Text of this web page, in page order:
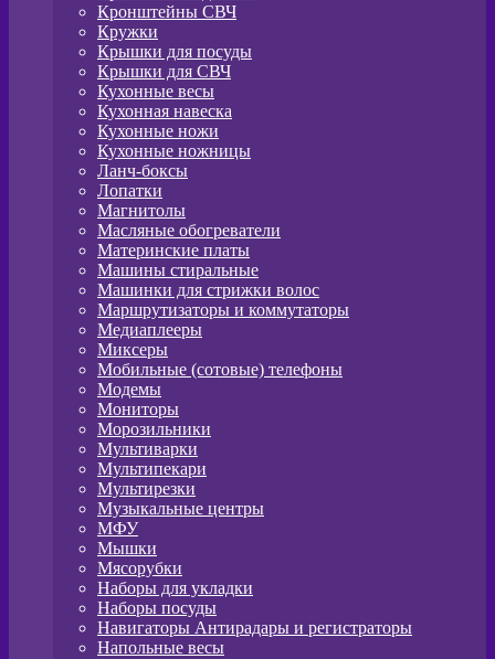
Кронштейны СВЧ
Кружки
Крышки для посуды
Крышки для СВЧ
Кухонные весы
Кухонная навеска
Кухонные ножи
Кухонные ножницы
Ланч-боксы
Лопатки
Магнитолы
Масляные обогреватели
Материнские платы
Машины стиральные
Машинки для стрижки волос
Маршрутизаторы и коммутаторы
Медиаплееры
Миксеры
Мобильные (сотовые) телефоны
Модемы
Мониторы
Морозильники
Мультиварки
Мультипекари
Мультирезки
Музыкальные центры
МФУ
Мышки
Мясорубки
Наборы для укладки
Наборы посуды
Навигаторы Антирадары и регистраторы
Напольные весы